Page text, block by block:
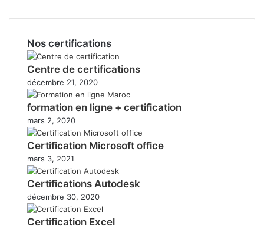
Nos certifications
Centre de certifications
décembre 21, 2020
formation en ligne + certification
mars 2, 2020
Certification Microsoft office
mars 3, 2021
Certifications Autodesk
décembre 30, 2020
Certification Excel